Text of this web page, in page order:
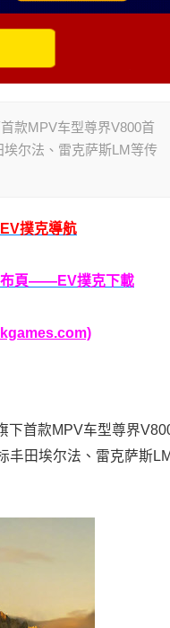
款MPV车型尊界V800首
尔法、雷克萨斯LM等传
撲克導航
布頁——EV撲克下載
首款MPV车型尊界
丰田埃尔法、雷克萨斯